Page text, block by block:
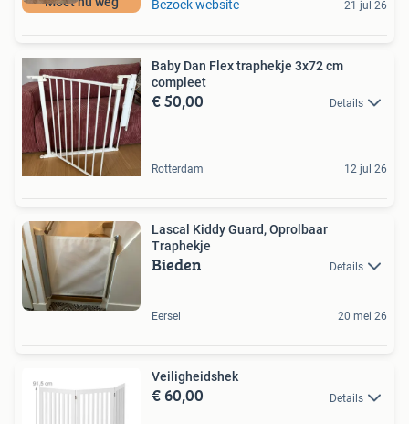
Bezoek website 21 jul 26
Baby Dan Flex traphekje 3x72 cm
compleet
€ 50,00 Details
Rotterdam 12 jul 26
Lascal Kiddy Guard, Oprolbaar
Traphekje
Bieden Details
Eersel 20 mei 26
Veiligheidshek
€ 60,00 Details